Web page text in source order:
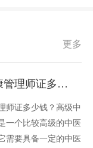
更多
高级中医健康管理师证多少钱
师证多少钱？高级中
一个比较高级的中医
需要具备一定的中医